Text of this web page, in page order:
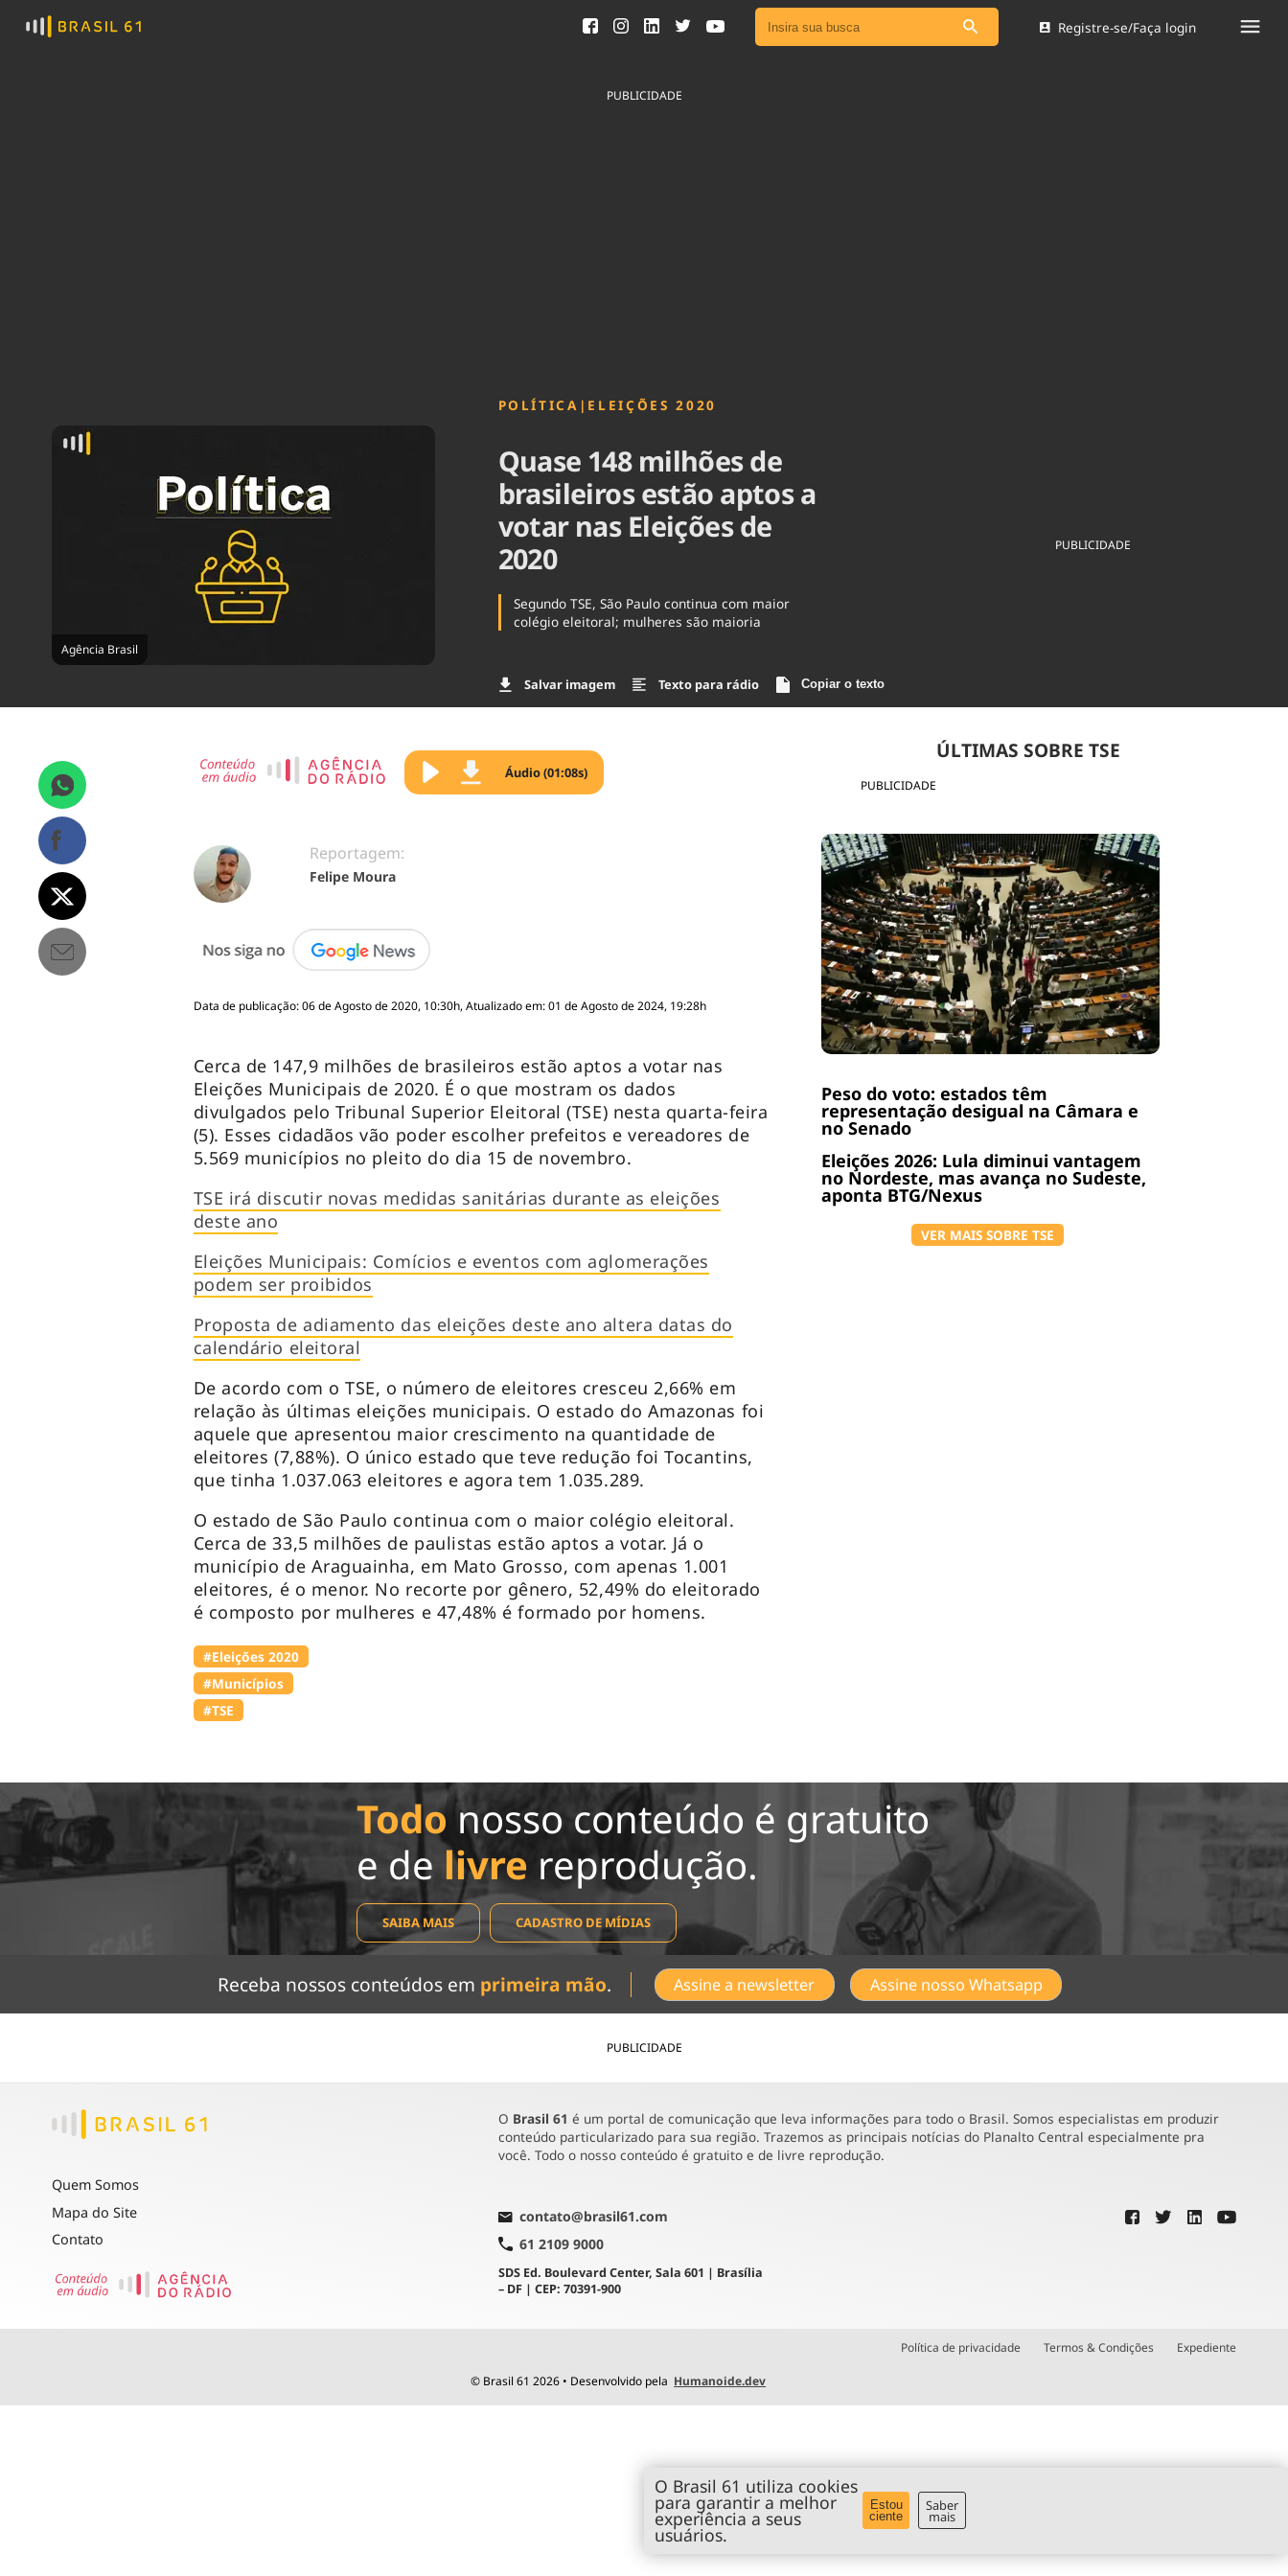
Ver todas as notícias
Brasil Mineral
Ciência & Tecnologia
Registre-se/Faça login
PUBLICIDADE
Agência Brasil
POLÍTICA | ELEIÇÕES 2020
Quase 148 milhões de
brasileiros estão aptos a
votar nas Eleições de
2020
Segundo TSE, São Paulo continua com maior
colégio eleitoral; mulheres são maioria
Salvar imagem Texto para rádio Copiar o texto
PUBLICIDADE
PUBLICIDADE
ÚLTIMAS SOBRE TSE
Peso do voto: estados têm
representação desigual na Câmara e
no Senado
Eleições 2026: Lula diminui vantagem
no Nordeste, mas avança no Sudeste,
aponta BTG/Nexus
VER MAIS SOBRE TSE
Áudio (01:08s)
Reportagem:
Felipe Moura
Data de publicação: 06 de Agosto de 2020, 10:30h, Atualizado em: 01 de Agosto de 2024, 19:28h
Cerca de 147,9 milhões de brasileiros estão aptos a votar nas
Eleições Municipais de 2020. É o que mostram os dados
divulgados pelo Tribunal Superior Eleitoral (TSE) nesta quarta-feira
(5). Esses cidadãos vão poder escolher prefeitos e vereadores de
5.569 municípios no pleito do dia 15 de novembro.
TSE irá discutir novas medidas sanitárias durante as eleições
deste ano
Eleições Municipais: Comícios e eventos com aglomerações
podem ser proibidos
Proposta de adiamento das eleições deste ano altera datas do
calendário eleitoral
De acordo com o TSE, o número de eleitores cresceu 2,66% em
relação às últimas eleições municipais. O estado do Amazonas foi
aquele que apresentou maior crescimento na quantidade de
eleitores (7,88%). O único estado que teve redução foi Tocantins,
que tinha 1.037.063 eleitores e agora tem 1.035.289.
O estado de São Paulo continua com o maior colégio eleitoral.
Cerca de 33,5 milhões de paulistas estão aptos a votar. Já o
município de Araguainha, em Mato Grosso, com apenas 1.001
eleitores, é o menor. No recorte por gênero, 52,49% do eleitorado
é composto por mulheres e 47,48% é formado por homens.
#Eleições 2020
#Municípios
#TSE
Todonosso conteúdo é gratuito
e de livre reprodução.
SAIBA MAIS CADASTRO DE MÍDIAS
Receba nossos conteúdos em primeira mão. Assine a newsletter Assine nosso Whatsapp
PUBLICIDADE
Quem Somos
Mapa do Site
Contato
O Brasil 61 é um portal de comunicação que leva informações para todo o Brasil. Somos especialistas em produzir
conteúdo particularizado para sua região. Trazemos as principais notícias do Planalto Central especialmente pra
você. Todo o nosso conteúdo é gratuito e de livre reprodução.
contato@brasil61.com
61 2109 9000
SDS Ed. Boulevard Center, Sala 601 | Brasília
– DF | CEP: 70391-900
Política de privacidade Termos & Condições Expediente
© Brasil 61 2026 • Desenvolvido pela Humanoide.dev
O Brasil 61 utiliza cookies
para garantir a melhor
experiência a seus
usuários.
Estou
ciente
Saber
mais